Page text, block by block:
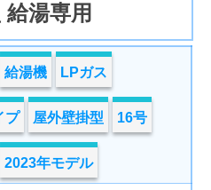
湯専用
給湯機 LPガス
プ 屋外壁掛型 16号
2023年モデル